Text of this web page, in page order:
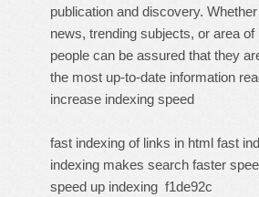
publication and discovery.
news, trending subjects, or area
people can be assured that they
the most up-to-date information
increase indexing speed
fast indexing of links in html fast
indexing makes search faster
speed up indexing f1de92c